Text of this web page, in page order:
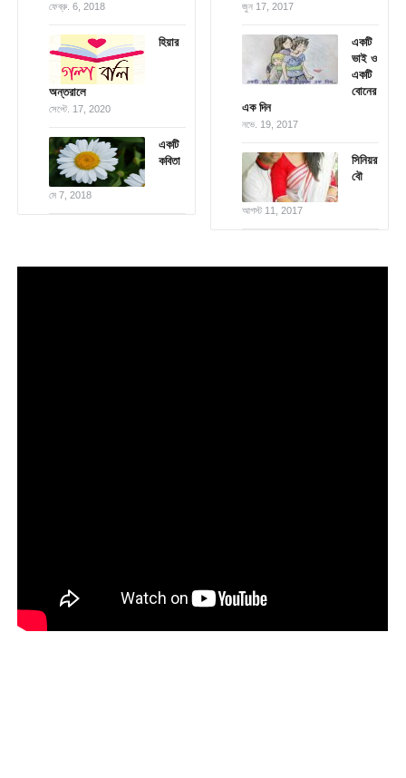
ফেব্রু. 6, 2018
হিয়ার
অন্তরালে
সেপ্টে. 17, 2020
একটি
কবিতা
মে 7, 2018
জুন 17, 2017
একটি
ভাই ও
একটি
বোনের
এক দিন
নভে. 19, 2017
সিনিয়র
বৌ
আগস্ট 11, 2017